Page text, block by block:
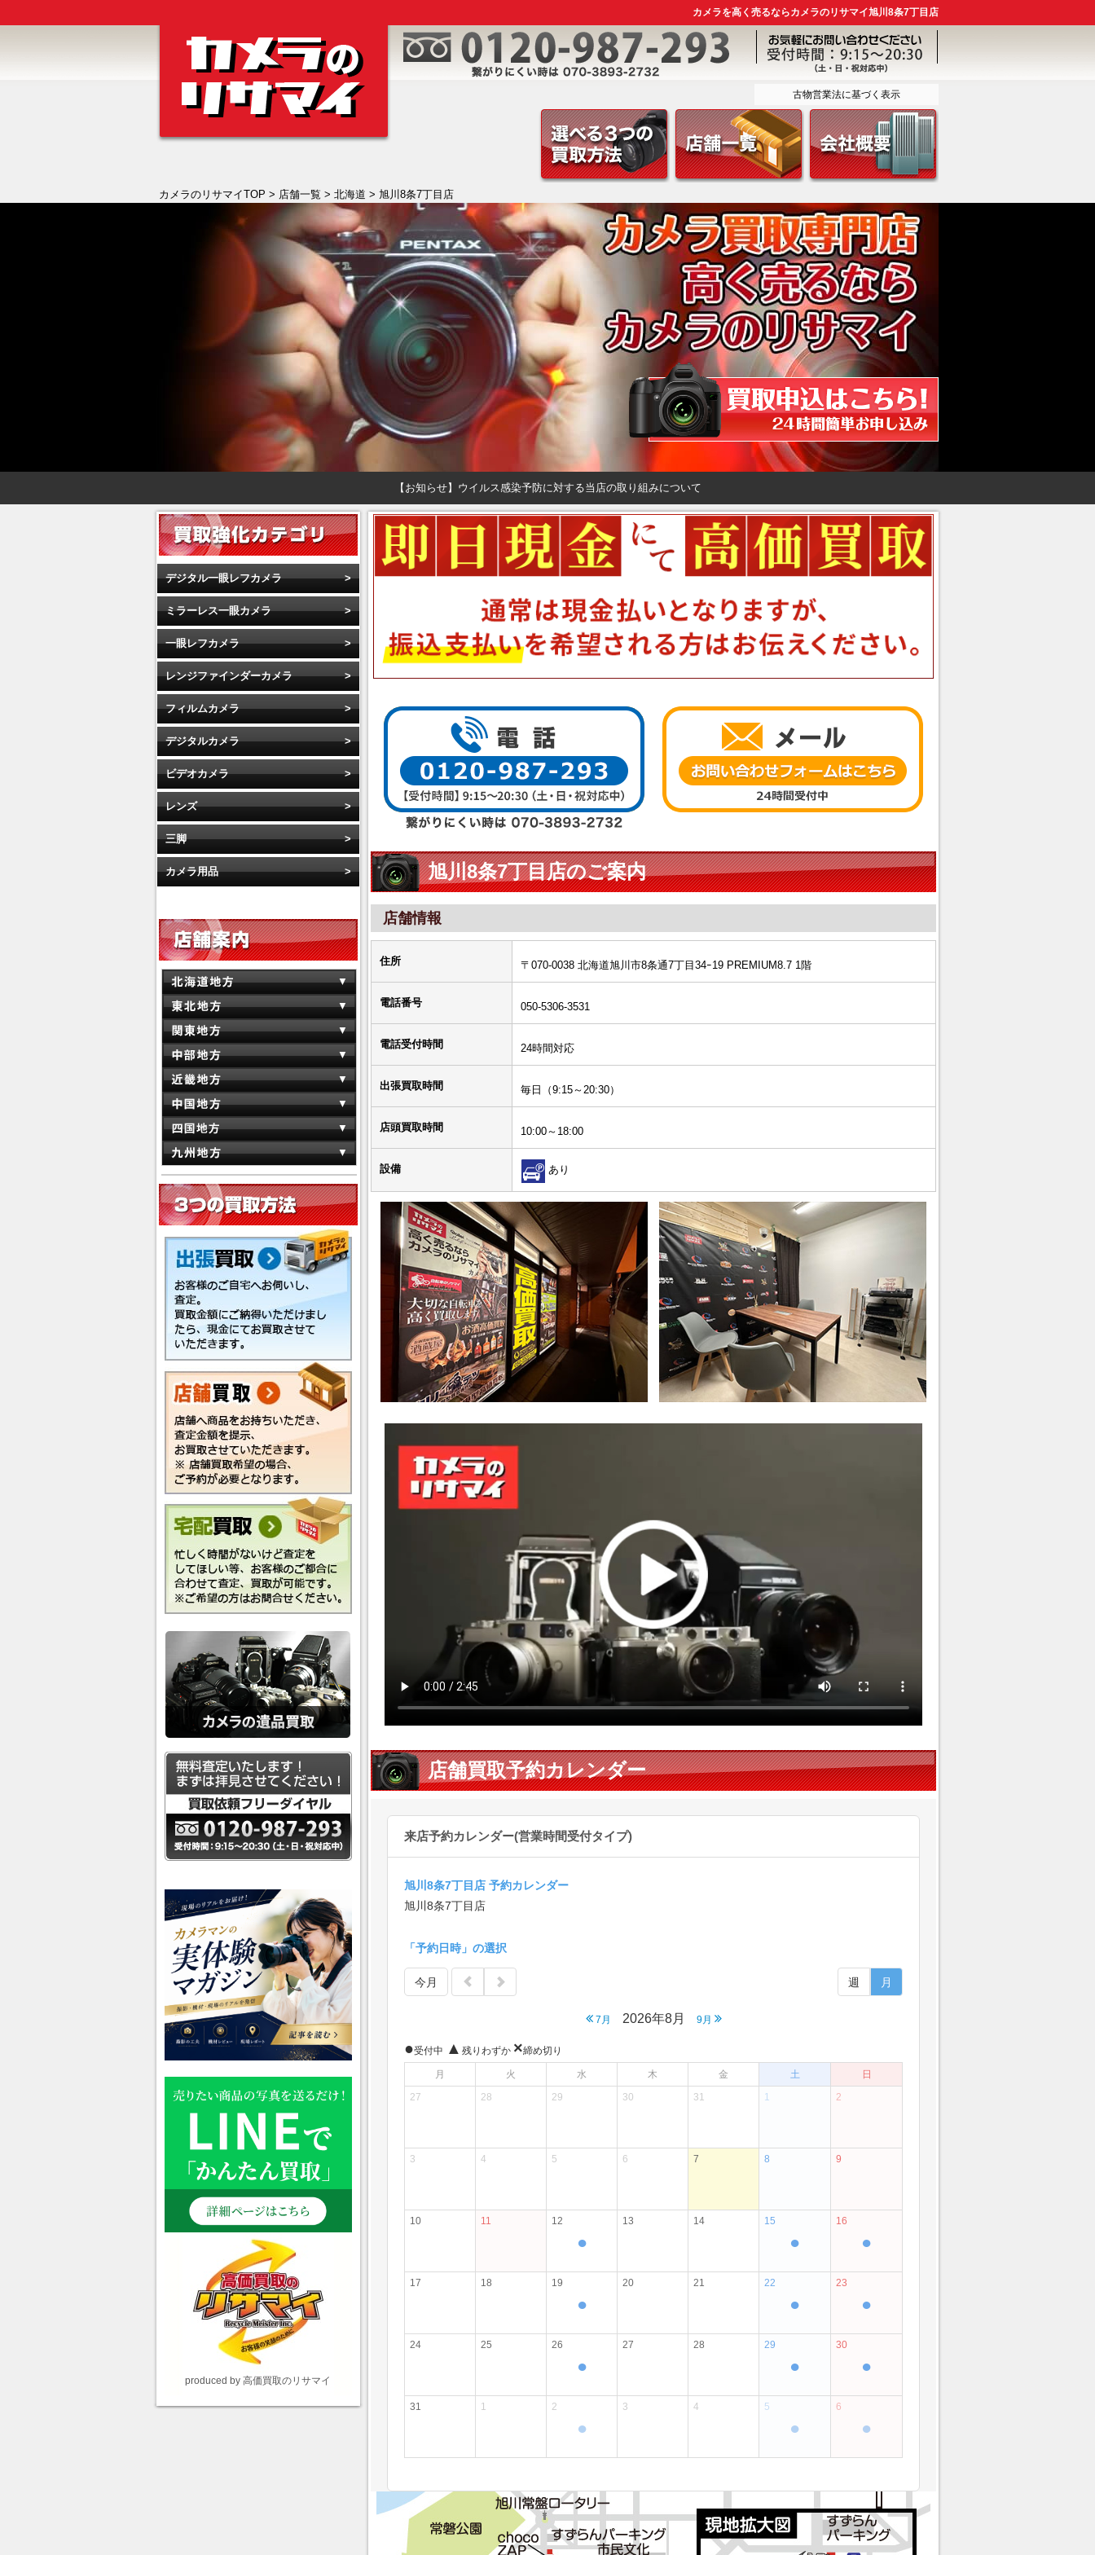
カメラを高く売るならカメラのリサマイ旭川8条7丁目店
古物営業法に基づく表示
カメラのリサマイTOP > 店舗一覧 > 北海道 > 旭川8条7丁目店
【お知らせ】ウイルス感染予防に対する当店の取り組みについて
旭川8条7丁目店のご案内
店舗情報
住所 〒070-0038 北海道旭川市8条通7丁目34ｰ19 PREMIUM8.7 1階
電話番号 050-5306-3531
電話受付時間 24時間対応
出張買取時間 毎日（9:15～20:30）
店頭買取時間 10:00～18:00
設備 あり
店舗買取予約カレンダー
デジタル一眼レフカメラ
ミラーレス一眼カメラ
一眼レフカメラ
レンジファインダーカメラ
フィルムカメラ
デジタルカメラ
ビデオカメラ
レンズ
三脚
カメラ用品
produced by 高価買取のリサマイ